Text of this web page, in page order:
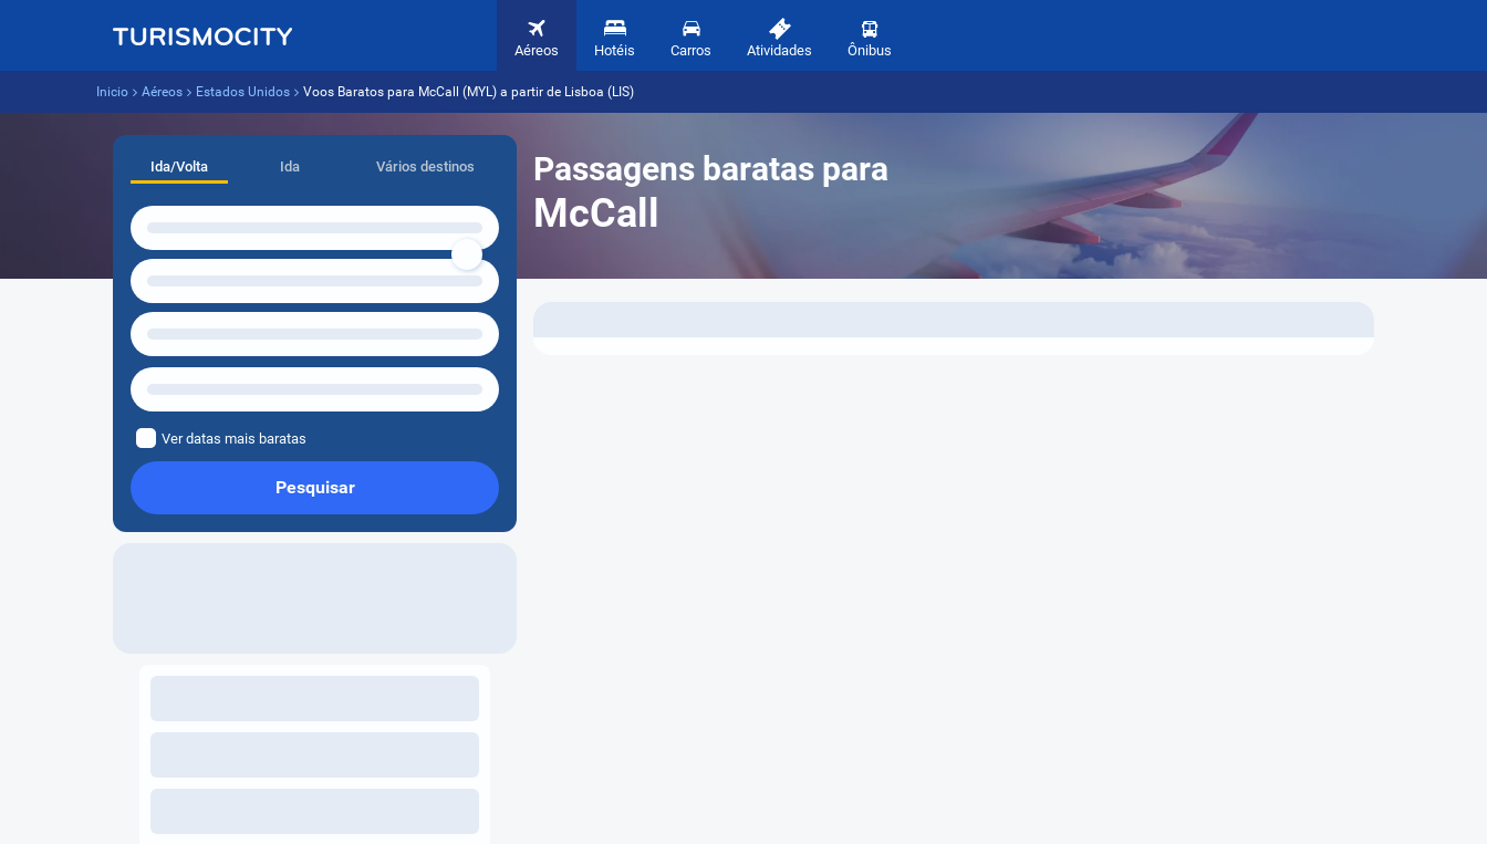
Aéreos Hotéis Carros Atividades Ônibus
Inicio Aéreos Estados Unidos Voos Baratos para McCall (MYL) a partir de Lisboa (LIS)
Passagens baratas para
McCall
Ida/Volta Ida Vários destinos
Ver datas mais baratas
Pesquisar